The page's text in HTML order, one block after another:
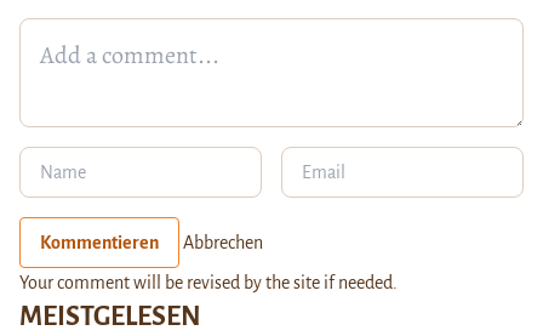
MEISTGELESEN
Kommentieren Abbrechen
Your comment will be revised by the site if needed.